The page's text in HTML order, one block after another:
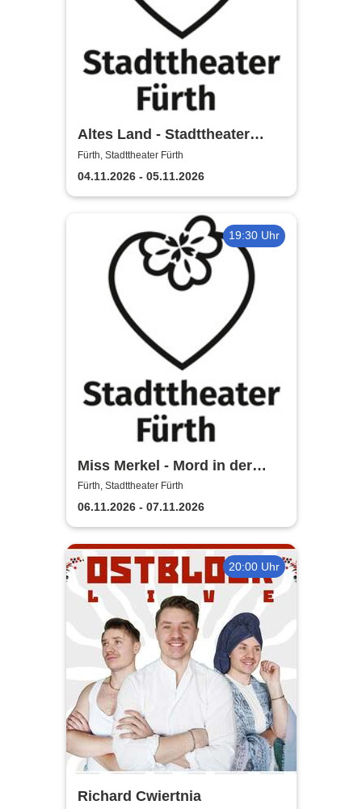
Altes Land - Stadttheater
Fürth
Fürth, Stadttheater Fürth
04.11.2026 - 05.11.2026
19:30 Uhr
Miss Merkel - Mord in der
Uckermark | Stadttheater
Fürth
Fürth, Stadttheater Fürth
06.11.2026 - 07.11.2026
20:00 Uhr
Richard Cwiertnia